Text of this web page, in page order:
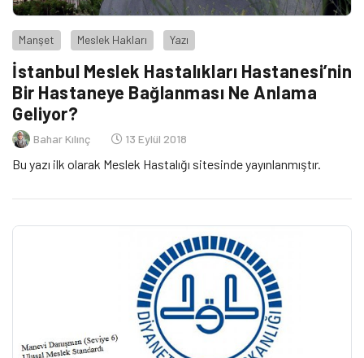
Manşet Meslek Hakları Yazı
İstanbul Meslek Hastalıkları Hastanesi’nin
Bir Hastaneye Bağlanması Ne Anlama
Geliyor?
Bahar Kılınç 13 Eylül 2018
Bu yazı ilk olarak Meslek Hastalığı sitesinde yayınlanmıştır.